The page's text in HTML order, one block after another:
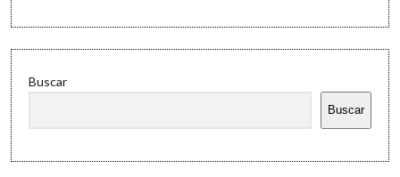
Buscar
Buscar